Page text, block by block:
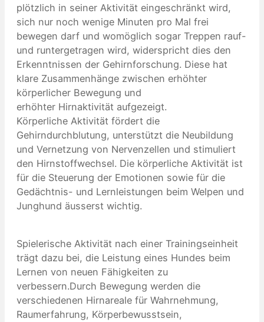
plötzlich in seiner Aktivität eingeschränkt wird,
sich nur noch wenige Minuten pro Mal frei
bewegen darf und womöglich sogar Treppen rauf-
und runtergetragen wird, widerspricht dies den
Erkenntnissen der Gehirnforschung. Diese hat
klare Zusammenhänge zwischen erhöhter
körperlicher Bewegung und
erhöhter Hirnaktivität aufgezeigt.
Körperliche Aktivität fördert die
Gehirndurchblutung, unterstützt die Neubildung
und Vernetzung von Nervenzellen und stimuliert
den Hirnstoffwechsel. Die körperliche Aktivität ist
für die Steuerung der Emotionen sowie für die
Gedächtnis- und Lernleistungen beim Welpen und
Junghund äusserst wichtig.
Spielerische Aktivität nach einer Trainingseinheit
trägt dazu bei, die Leistung eines Hundes beim
Lernen von neuen Fähigkeiten zu
verbessern.Durch Bewegung werden die
verschiedenen Hirnareale für Wahrnehmung,
Raumerfahrung, Körperbewusstsein,